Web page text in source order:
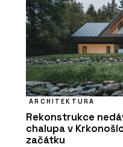
ARCHITEKTURA
Rekonstrukce
chalupa v
začátku